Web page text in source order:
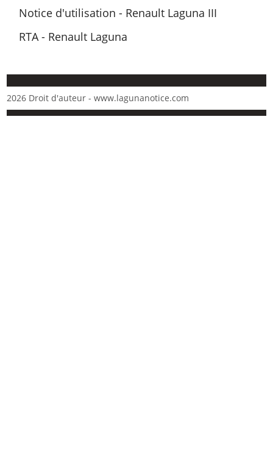
Notice d'utilisation - Renault Laguna III
RTA - Renault Laguna
2026 Droit d'auteur - www.lagunanotice.com